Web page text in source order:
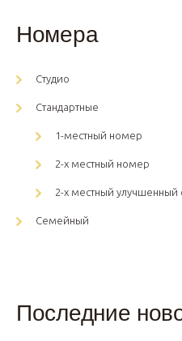
Номера
Студио
Стандартные
1-местный номер
2-х местный номер
2-х местный
Семейный
Последние